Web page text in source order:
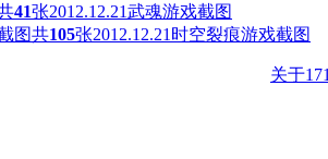
41张2012.12.21武魂游戏截图
共105张2012.12.21 时空裂痕游戏截图
关于